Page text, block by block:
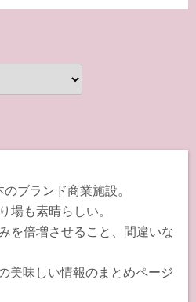
ブランド商業施設。
場も素晴らしい。
を倍増させること、間違いな
美味しい情報のまとめページ